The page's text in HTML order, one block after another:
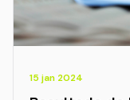
15 jan 2024